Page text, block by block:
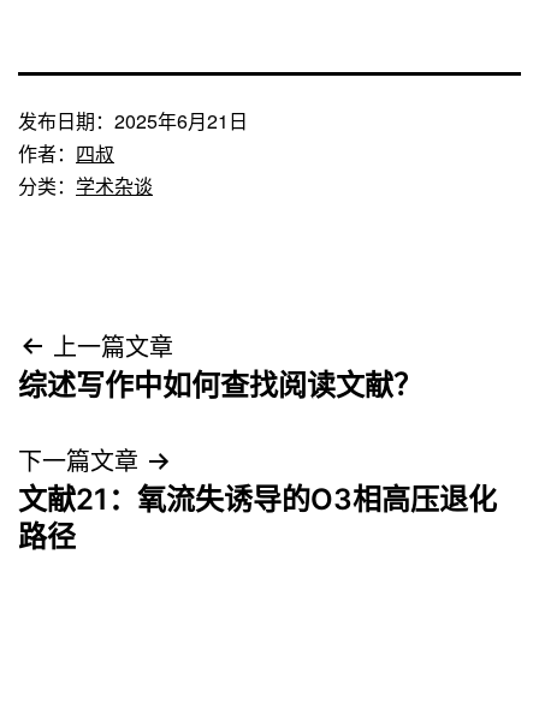
发布日期： 2025年6月21日
作者： 四叔
分类： 学术杂谈
文
章
导
航
上一篇文章
综述写作中如何查找阅读文献？
下一篇文章
文献21：氧流失诱导的O3相高压退化
路径